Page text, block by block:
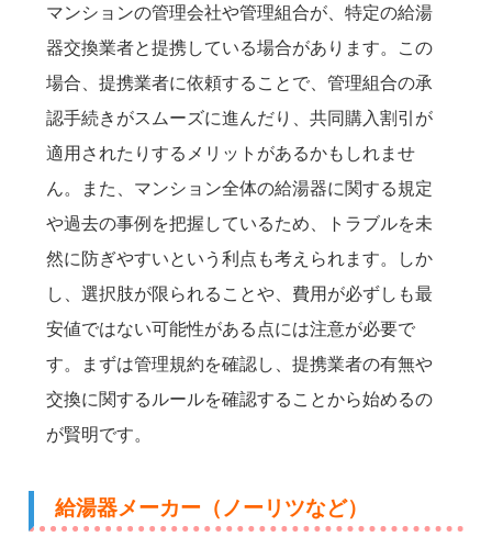
マンションの管理会社や管理組合が、特定の給湯
器交換業者と提携している場合があります。この
場合、提携業者に依頼することで、管理組合の承
認手続きがスムーズに進んだり、共同購入割引が
適用されたりするメリットがあるかもしれませ
ん。また、マンション全体の給湯器に関する規定
や過去の事例を把握しているため、トラブルを未
然に防ぎやすいという利点も考えられます。しか
し、選択肢が限られることや、費用が必ずしも最
安値ではない可能性がある点には注意が必要で
す。まずは管理規約を確認し、提携業者の有無や
交換に関するルールを確認することから始めるの
が賢明です。
給湯器メーカー（ノーリツなど）